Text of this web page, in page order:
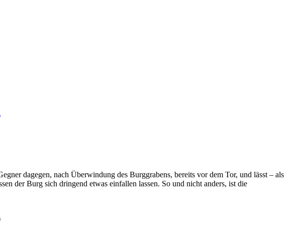
dagegen, nach Überwindung des Burggrabens, bereits vor dem Tor, und lässt – als
der Burg sich dringend etwas einfallen lassen. So und nicht anders, ist die